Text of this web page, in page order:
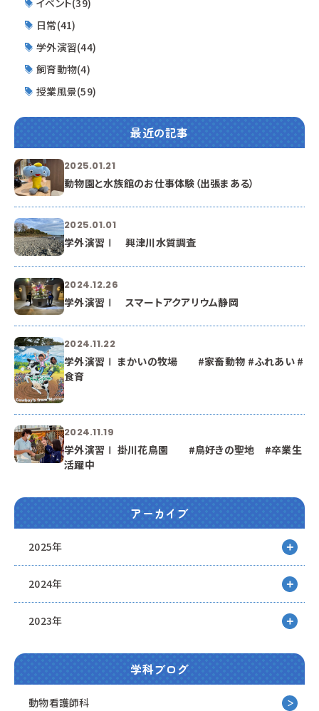
日常(41)
学外演習(44)
飼育動物(4)
授業風景(59)
最近の記事
2025.01.21
動物園と水族館のお仕事体験（出張まある）
2025.01.01
学外演習Ⅰ 興津川水質調査
2024.12.26
学外演習Ⅰ スマートアクアリウム静岡
2024.11.22
学外演習Ⅰ まかいの牧場 #家畜動物 #ふれあい #
食育
2024.11.19
学外演習Ⅰ 掛川花鳥園 #鳥好きの聖地 #卒業生
活躍中
アーカイブ
2025年
2024年
2023年
学科ブログ
動物看護師科